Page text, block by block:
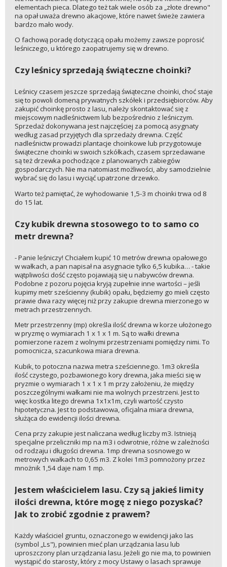
elementach pieca. Dlatego też tak wiele osób za „złote drewno"
na opał uważa drewno akacjowe, które nawet świeże zawiera
bardzo mało wody.
O fachową poradę dotyczącą opału możemy zawsze poprosić
leśniczego, u którego zaopatrujemy się w drewno.
Czy leśnicy sprzedają świąteczne choinki?
Leśnicy czasem jeszcze sprzedają świąteczne choinki, choć staje
się to powoli domeną prywatnych szkółek i przedsiębiorców. Aby
zakupić choinkę prosto z lasu, należy skontaktować się z
miejscowym nadleśnictwem lub bezpośrednio z leśniczym.
Sprzedaż dokonywana jest najczęściej za pomocą asygnaty
według zasad przyjętych dla sprzedaży drewna. Część
nadleśnictw prowadzi plantacje choinkowe lub przygotowuje
świąteczne choinki w swoich szkółkach, czasem sprzedawane
są też drzewka pochodzące z planowanych zabiegów
gospodarczych. Nie ma natomiast możliwości, aby samodzielnie
wybrać się do lasu i wyciąć upatrzone drzewko.
Warto też pamiętać, że wyhodowanie 1,5-3 m choinki trwa od 8
do 15 lat.
Czy kubik drewna stosowego to to samo co
metr drewna?
- Panie leśniczy! Chciałem kupić 10 metrów drewna opałowego
w wałkach, a pan napisał na asygnacie tylko 6,5 kubika… - takie
wątpliwości dość często pojawiają się u nabywców drewna.
Podobne z pozoru pojęcia kryją zupełnie inne wartości – jeśli
kupimy metr sześcienny (kubik) opału, będziemy go mieli często
prawie dwa razy więcej niż przy zakupie drewna mierzonego w
metrach przestrzennych.
Metr przestrzenny (mp) określa ilość drewna w korze ułożonego
w pryzmę o wymiarach 1 x 1 x 1 m. Są to wałki drewna
pomierzone razem z wolnymi przestrzeniami pomiędzy nimi. To
pomocnicza, szacunkowa miara drewna.
Kubik, to potoczna nazwa metra sześciennego. 1m3 określa
ilość czystego, pozbawionego kory drewna, jaka mieści się w
pryzmie o wymiarach 1 x 1 x 1 m przy założeniu, że między
poszczególnymi wałkami nie ma wolnych przestrzeni. Jest to
więc kostka litego drewna 1x1x1m, czyli wartość czysto
hipotetyczna. Jest to podstawowa, oficjalna miara drewna,
służąca do ewidencji ilości drewna.
Cena przy zakupie jest naliczana według liczby m3. Istnieją
specjalne przeliczniki mp na m3 i odwrotnie, różne w zależności
od rodzaju i długości drewna. 1mp drewna sosnowego w
metrowych wałkach to 0,65 m3. Z kolei 1m3 pomnożony przez
mnożnik 1,54 daje nam 1 mp.
Jestem właścicielem lasu. Czy są jakieś limity
ilości drewna, które mogę z niego pozyskać?
Jak to zrobić zgodnie z prawem?
Każdy właściciel gruntu, oznaczonego w ewidencji jako las
(symbol „Ls"), powinien mieć plan urządzania lasu lub
uproszczony plan urządzania lasu. Jeżeli go nie ma, to powinien
wystąpić do starosty, który z mocy Ustawy o lasach sprawuje